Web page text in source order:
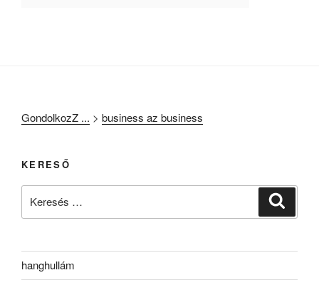
GondolkozZ ... > business az business
KERESŐ
hanghullám